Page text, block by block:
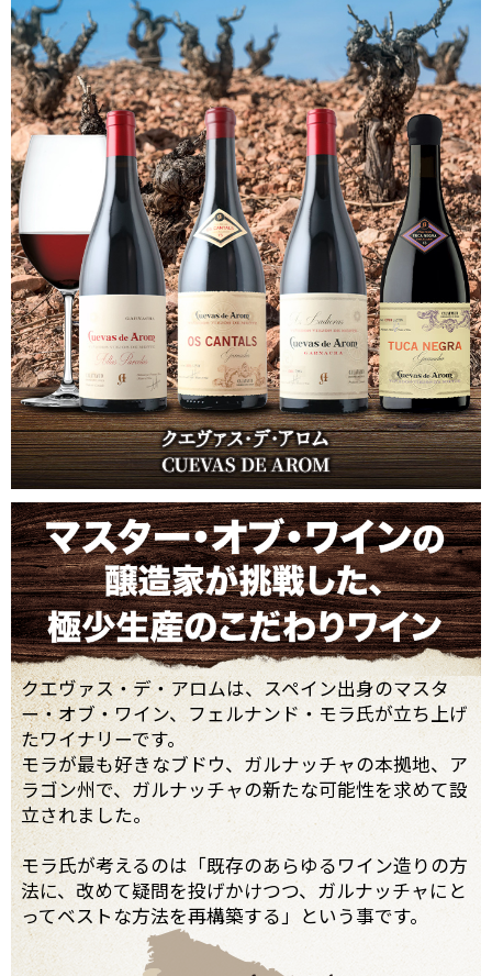
クエヴァス・デ・アロムは、スペイン出身のマスタ
ー・オブ・ワイン、フェルナンド・モラ氏が立ち上げ
たワイナリーです。
モラが最も好きなブドウ、ガルナッチャの本拠地、ア
ラゴン州で、ガルナッチャの新たな可能性を求めて設
立されました。
モラ氏が考えるのは「既存のあらゆるワイン造りの方
法に、改めて疑問を投げかけつつ、ガルナッチャにと
ってベストな方法を再構築する」という事です。